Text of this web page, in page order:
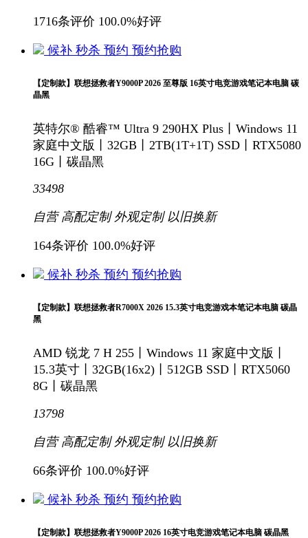
1716条评价 100.0%好评
候补 秒杀 预约 预约抢购
【定制款】联想拯救者Y9000P 2026 至尊版 16英寸电竞游戏笔记本电脑 碳
晶黑
英特尔® 酷睿™ Ultra 9 290HX Plus丨Windows 11
家庭中文版丨32GB丨2TB(1T+1T) SSD丨RTX5080
16G丨碳晶黑
33498
自营 高配定制 外观定制 以旧换新
164条评价 100.0%好评
候补 秒杀 预约 预约抢购
【定制款】联想拯救者R7000X 2026 15.3英寸电竞游戏本笔记本电脑 碳晶
黑
AMD 锐龙 7 H 255丨Windows 11 家庭中文版丨
15.3英寸丨32GB(16x2)丨512GB SSD丨RTX5060
8G丨碳晶黑
13798
自营 高配定制 外观定制 以旧换新
66条评价 100.0%好评
候补 秒杀 预约 预约抢购
【定制款】联想拯救者Y9000P 2026 16英寸电竞游戏笔记本电脑 碳晶黑